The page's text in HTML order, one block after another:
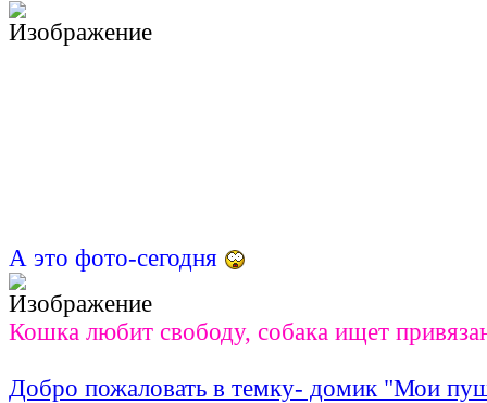
А это фото-сегодня
Кошка любит свободу, собака ищет
Добро пожаловать в темку- домик "Мои